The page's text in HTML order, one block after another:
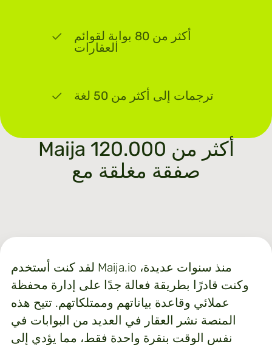
أكثر من 80 بوابة لقوائم
العقارات
ترجمات إلى أكثر من 50 لغة
Maija أكثر من 120.000
صفقة مغلقة مع
لقد كنت أستخدم Maija.io منذ سنوات عديدة،
وكنت قادرًا بطريقة فعالة جدًا على إدارة محفظة
عملائي وقاعدة بياناتهم وممتلكاتهم. تتيح هذه
المنصة نشر العقار في العديد من البوابات في
نفس الوقت بنقرة واحدة فقط، مما يؤدي إلى